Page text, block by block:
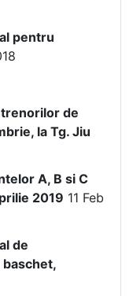
pentru
de
la Tg. Jiu
A, B si C
2019 11 Feb
de